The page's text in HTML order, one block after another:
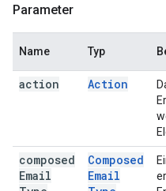
Parameter
Name Typ
action Action
composed
Email
Composed
Email